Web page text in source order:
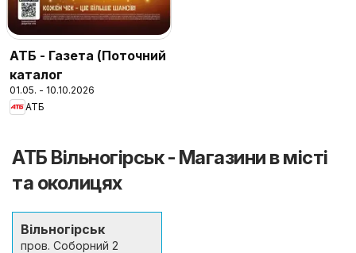
АТБ - Газета (Поточний
каталог
01.05. - 10.10.2026
АТБ
АТБ Вільногірськ - Магазини в місті
та околицях
Вільногірськ
пров. Соборний 2